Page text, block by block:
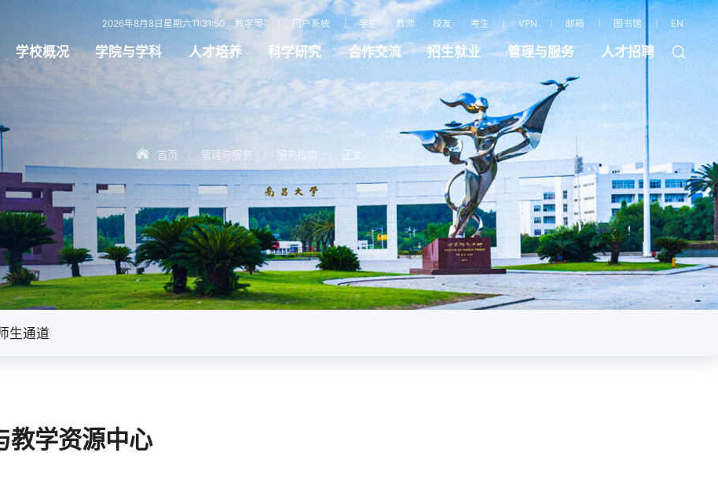
2026年8月8日星期六11:31:51 教学周 门户系统 学生 教师 校友 考生 VPN 邮箱 图书馆 EN
学校概况 学院与学科 人才培养 科学研究 合作交流 招生就业 管理与服务 人才招聘
首页 / 管理与服务 服务指南 正文
生通道
教学资源中心